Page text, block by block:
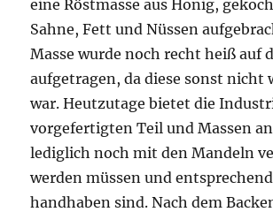
eine Röstmasse aus Honig,
Sahne, Fett und Nüssen
Masse wurde noch recht heiß auf
aufgetragen, da diese sonst nicht
war. Heutzutage bietet die
vorgefertigten Teil und Massen
lediglich noch mit den Mandeln
werden müssen und
handhaben sind. Nach dem